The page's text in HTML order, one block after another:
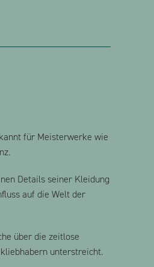
für Meisterwerke wie
Details seiner Kleidung
auf die Welt der
über die zeitlose
unterstreicht.